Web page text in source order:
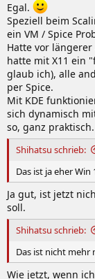
Egal.
Speziell beim
ein VM / Spice
Hatte vor
hatte mit X11 ein
glaub ich), alle
per Spice.
Mit KDE
sich dynamisch
so, ganz praktisch.
Shihatsu schrieb:
Das ist ja eher Win
Ja gut, ist jetzt
soll.
Shihatsu schrieb:
Das ist nicht mehr
Wie jetzt, wenn